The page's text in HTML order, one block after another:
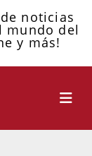
noticias
mundo del
y más!